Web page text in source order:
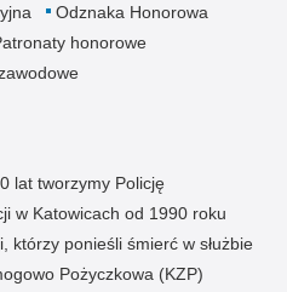
Odznaka Honorowa
honorowe
lat tworzymy Policję
w Katowicach od 1990 roku
którzy ponieśli śmierć w służbie
Pożyczkowa (KZP)